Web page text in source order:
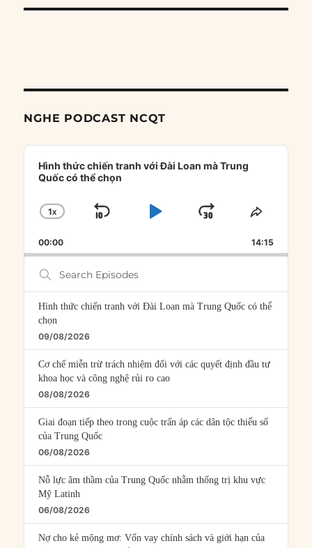
NGHE PODCAST NCQT
Audio
Player
Hình thức chiến tranh với Đài Loan mà Trung
Quốc có thể chọn
CHANGE
RATE
1X
SKIP
PLAYJUMP
FORWARD
SHARE
00:00 14:15
Search
Episodes
Hình thức chiến tranh với Đài Loan mà Trung Quốc có thể
chọn
09/08/2026
Cơ chế miễn trừ trách nhiệm đối với các quyết định đầu tư
khoa học và công nghệ rủi ro cao
08/08/2026
Giai đoạn tiếp theo trong cuộc trấn áp các dân tộc thiểu số
của Trung Quốc
06/08/2026
Nỗ lực âm thầm của Trung Quốc nhằm thống trị khu vực
Mỹ Latinh
06/08/2026
Nợ cho kẻ mộng mơ: Vốn vay chính sách và giới hạn của